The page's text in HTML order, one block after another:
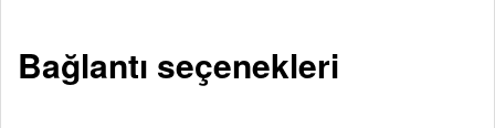
Bağlantı seçenekleri